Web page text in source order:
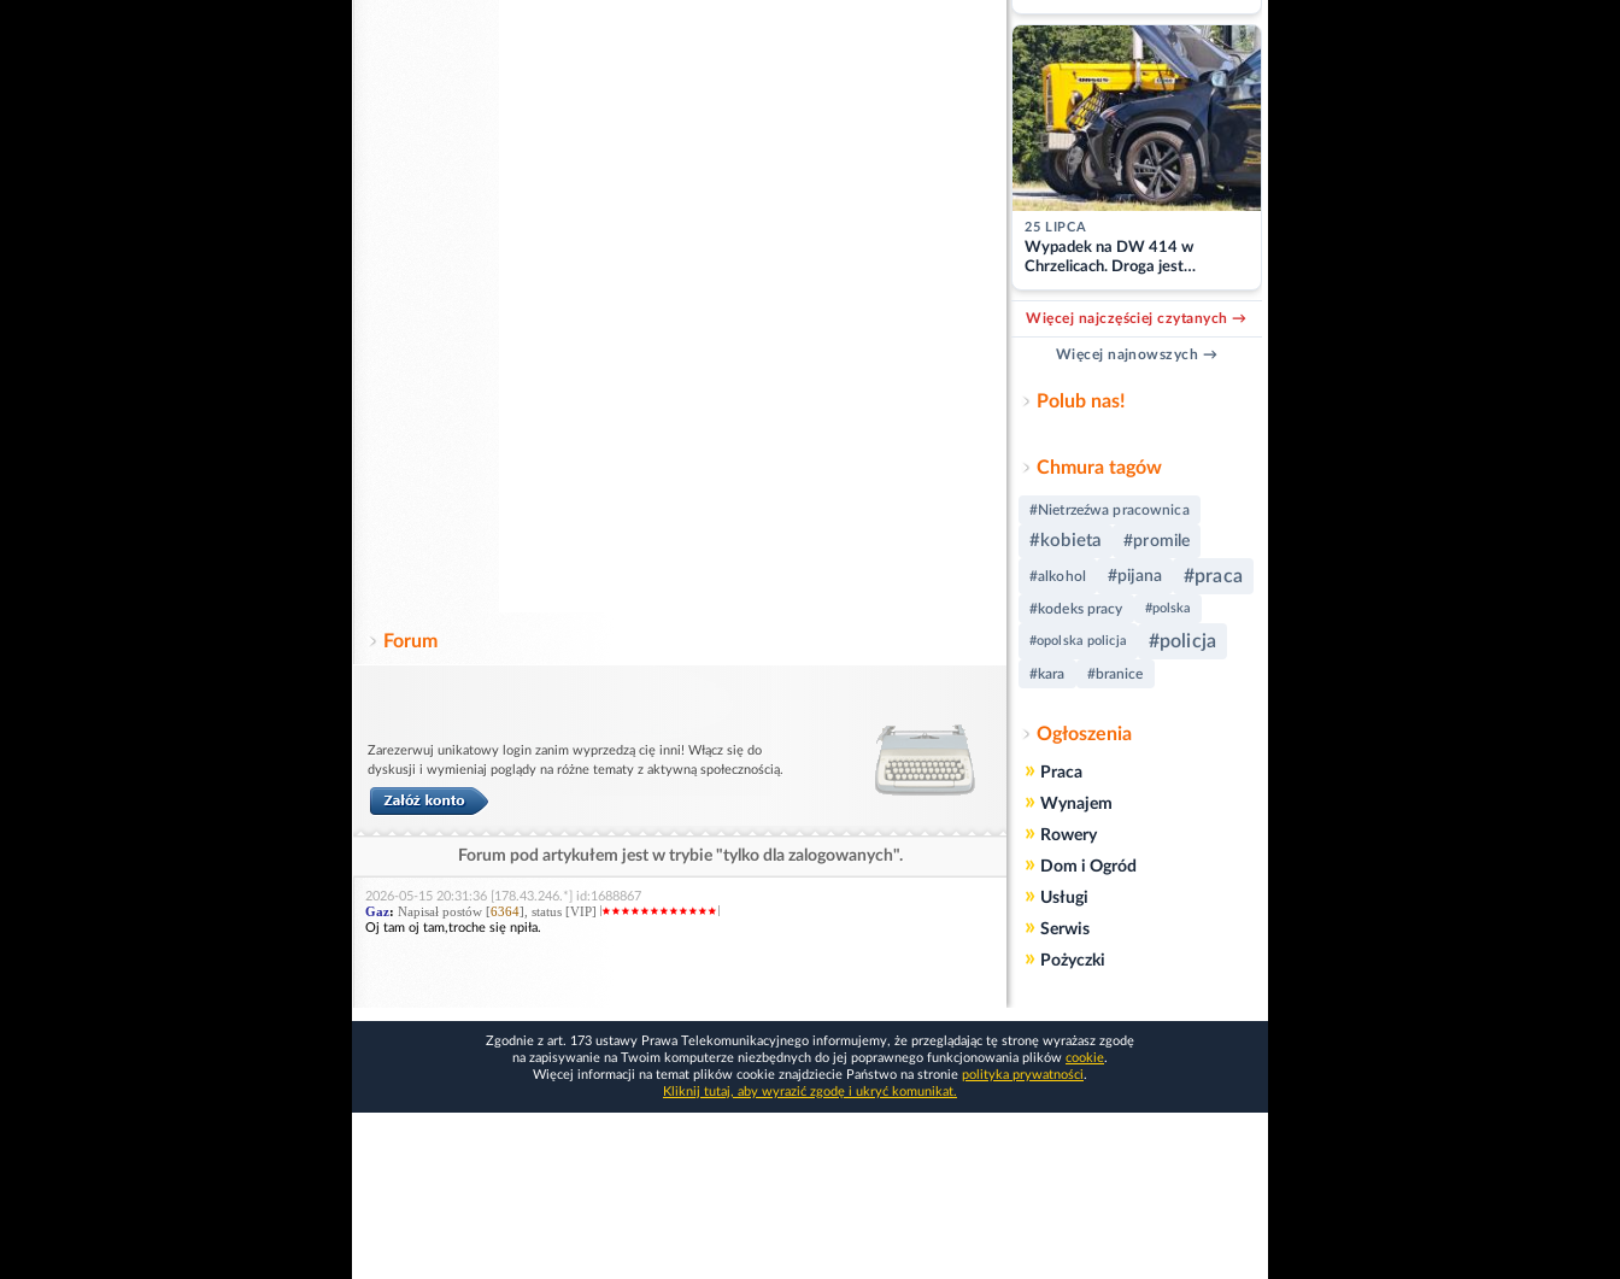
Forum
Zarezerwuj unikatowy login zanim wyprzedzą cię inni! Włącz się do
dyskusji i wymieniaj poglądy na różne tematy z aktywną społecznością.
Forum pod artykułem jest w trybie "tylko dla zalogowanych".
2026-05-15 20:31:36 [178.43.246.*] id:1688867
Gaz: Napisał postów [6364], status [VIP]
Oj tam oj tam,troche się npiła.
osoby w szpitalu
25 LIPCA
Wypadek na DW 414 w
Chrzelicach. Droga jest
zablokowana
Więcej najczęściej czytanych →
Więcej najnowszych →
Polub nas!
Chmura tagów
#Nietrzeźwa pracownica
#kobieta #promile
#alkohol #pijana #praca
#kodeks pracy #polska
#opolska policja #policja
#kara #branice
Ogłoszenia
» Praca
» Wynajem
» Rowery
» Dom i Ogród
» Usługi
» Serwis
» Pożyczki
Zgodnie z art. 173 ustawy Prawa Telekomunikacyjnego informujemy, że przeglądając tę stronę wyrażasz zgodę
na zapisywanie na Twoim komputerze niezbędnych do jej poprawnego funkcjonowania plików cookie.
Więcej informacji na temat plików cookie znajdziecie Państwo na stronie polityka prywatności.
Kliknij tutaj, aby wyrazić zgodę i ukryć komunikat.